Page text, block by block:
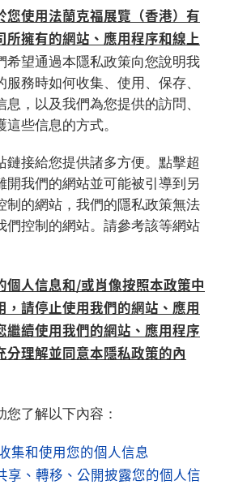
您使用法蘭克福展覽（香港）有
所擁有的網站、應用程序和線上
希望通過本隱私政策向您說明我
務時如何收集、使用、保存、
，以及我們為您提供的訪問、
些信息的方式。
鏈接給您提供諸多方便。點擊超
開我們的網站並可能被引導到另
制的網站，我們的隱私政策無法
們控制的網站。請參考該等網站
個人信息和/或肖像按照本政策中
，請停止使用我們的網站、應用
繼續使用我們的網站、應用程序
分理解並同意本隱私政策的內
了解以下內容：
集和使用您的個人信息
享、轉移、公開披露您的個人信